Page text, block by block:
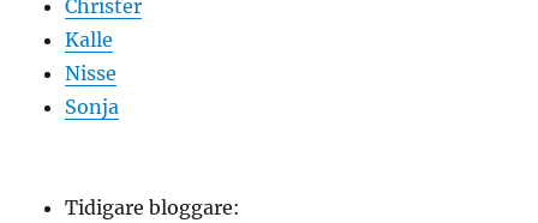
Christer
Kalle
Nisse
Sonja
Tidigare bloggare: